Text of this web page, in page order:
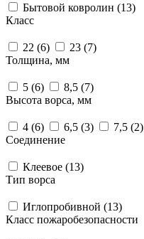
Бытовой ковролин (13)
Класс
22 (6) 23 (7)
Толщина, мм
5 (6) 8,5 (7)
Высота ворса, мм
4 (6) 6,5 (3) 7,5 (2)
Соединение
Клеевое (13)
Тип ворса
Иглопробивной (13)
Класс пожаробезопасности